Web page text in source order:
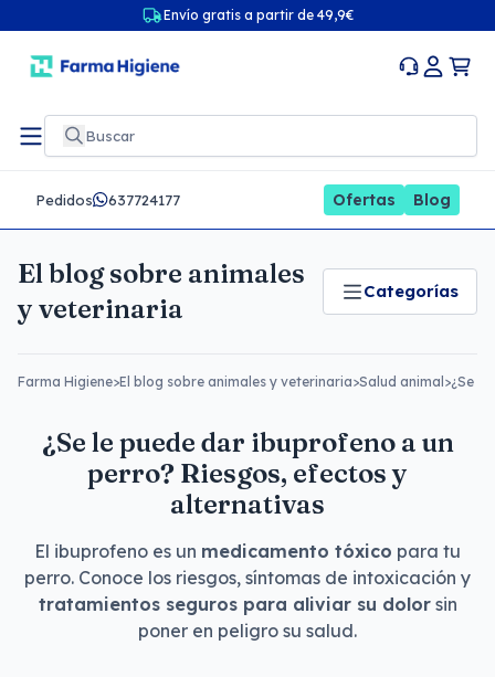
Envío gratis a partir de 49,9€
Pedidos 637724177 Ofertas Blog
El blog sobre animales
y veterinaria
Categorías
Farma Higiene>El blog sobre animales y veterinaria>Salud animal >¿Se
¿Se le puede dar ibuprofeno a un
perro? Riesgos, efectos y
alternativas
El ibuprofeno es un medicamento tóxico para tu
perro. Conoce los riesgos, síntomas de intoxicación y
tratamientos seguros para aliviar su dolorsin
poner en peligro su salud.